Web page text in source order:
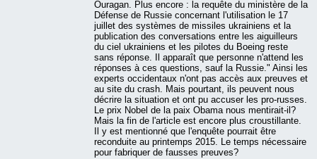
Ouragan. Plus encore : la requête du ministère de la
Défense de Russie concernant l'utilisation le 17
juillet des systèmes de missiles ukrainiens et la
publication des conversations entre les aiguilleurs
du ciel ukrainiens et les pilotes du Boeing reste
sans réponse. Il apparaît que personne n'attend les
réponses à ces questions, sauf la Russie." Ainsi les
experts occidentaux n'ont pas accès aux preuves et
au site du crash. Mais pourtant, ils peuvent nous
décrire la situation et ont pu accuser les pro-russes.
Le prix Nobel de la paix Obama nous mentirait-il?
Mais la fin de l'article est encore plus croustillante.
Il y est mentionné que l'enquête pourrait être
reconduite au printemps 2015. Le temps nécessaire
pour fabriquer de fausses preuves?